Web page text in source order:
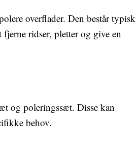
overflader. Den består typisk
ridser, pletter og give en
og poleringssæt. Disse kan
behov.